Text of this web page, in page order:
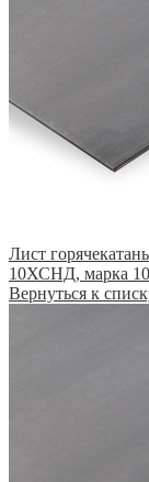
Лист
10ХСНД, марка
Вернуться к